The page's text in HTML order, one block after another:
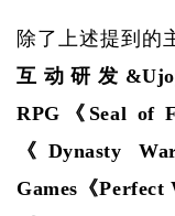
除了上述提到的
互动研发
RPG《Seal of
《Dynasty
Games《